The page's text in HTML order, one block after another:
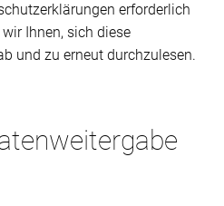
erforderlich
Ihnen, sich diese
und zu erneut durchzulesen.